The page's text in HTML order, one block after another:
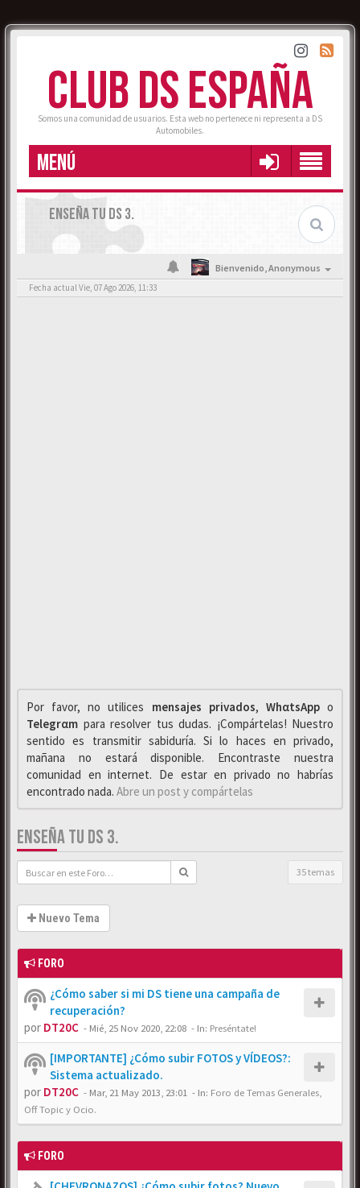
CLUB DS ESPAÑA
Somos una comunidad de usuarios. Esta web no pertenece ni representa a DS
Automobiles.
MENÚ
ENSEÑA TU DS 3.
Bienvenido,Anonymous
Fecha actual Vie, 07 Ago 2026, 11:33
Por favor, no utilices mensajes privados, WhαtsAppo
Telegrαm para resolver tus dudas. ¡Compártelas! Nuestro
sentido es transmitir sabiduría. Si lo haces en privado,
mañana no estará disponible. Encontraste nuestra
comunidad en internet. De estar en privado no habrías
encontrado nada. Abre un post y compártelas
ENSEÑA TU DS 3.
35 temas
Nuevo Tema
FORO
¿Cómo saber si mi DS tiene una campaña de
recuperación?
por DT20C - Mié, 25 Nov 2020, 22:08 - In: Preséntate!
[IMPORTANTE] ¿Cómo subir FOTOS y VÍDEOS?:
Sistema actualizado.
por DT20C - Mar, 21 May 2013, 23:01 - In: Foro de Temas Generales,
Off Topic y Ocio.
FORO